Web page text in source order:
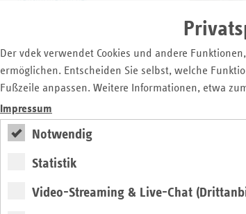
Der vdek verwendet Cookies und andere
ermöglichen. Entscheiden Sie selbst, welche
Fußzeile anpassen. Weitere Informationen, etwa
Impressum
Notwendig
Statistik
Video-Streaming & Live-Chat
Archiv
Impressum Magazin
erschienen